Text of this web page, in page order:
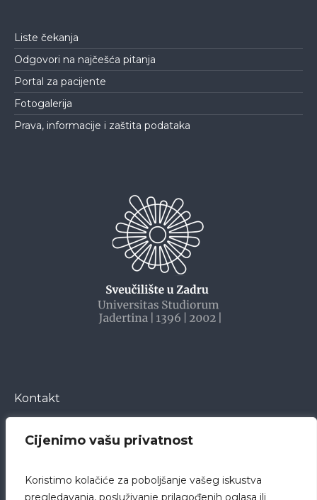
Cijenimo vašu privatnost
Koristimo kolačiće za poboljšanje vašeg iskustva
pregledavanja, posluživanje prilagođenih oglasa ili
Liste čekanja
Odgovori na najčešća pitanja
Portal za pacijente
Fotogalerija
Prava, informacije i zaštita podataka
Kontakt
23000 Zadar
Hrvatska